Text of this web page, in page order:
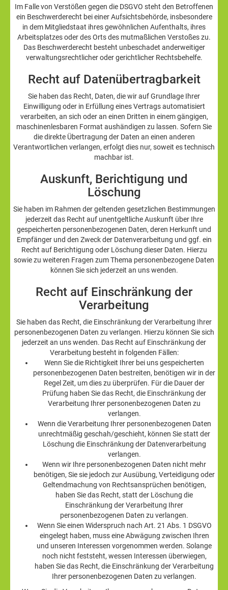
Im Falle von Verstößen gegen die DSGVO steht den Betroffenen
ein Beschwerderecht bei einer Aufsichtsbehörde, insbesondere
in dem Mitgliedstaat ihres gewöhnlichen Aufenthalts, ihres
Arbeitsplatzes oder des Orts des mutmaßlichen Verstoßes zu.
Das Beschwerderecht besteht unbeschadet anderweitiger
verwaltungsrechtlicher oder gerichtlicher Rechtsbehelfe.
Recht auf Daten­übertrag­barkeit
Sie haben das Recht, Daten, die wir auf Grundlage Ihrer
Einwilligung oder in Erfüllung eines Vertrags automatisiert
verarbeiten, an sich oder an einen Dritten in einem gängigen,
maschinenlesbaren Format aushändigen zu lassen. Sofern Sie
die direkte Übertragung der Daten an einen anderen
Verantwortlichen verlangen, erfolgt dies nur, soweit es technisch
machbar ist.
Auskunft, Berichtigung und
Löschung
Sie haben im Rahmen der geltenden gesetzlichen Bestimmungen
jederzeit das Recht auf unentgeltliche Auskunft über Ihre
gespeicherten personenbezogenen Daten, deren Herkunft und
Empfänger und den Zweck der Datenverarbeitung und ggf. ein
Recht auf Berichtigung oder Löschung dieser Daten. Hierzu
sowie zu weiteren Fragen zum Thema personenbezogene Daten
können Sie sich jederzeit an uns wenden.
Recht auf Einschränkung der
Verarbeitung
Sie haben das Recht, die Einschränkung der Verarbeitung Ihrer
personenbezogenen Daten zu verlangen. Hierzu können Sie sich
jederzeit an uns wenden. Das Recht auf Einschränkung der
Verarbeitung besteht in folgenden Fällen:
Wenn Sie die Richtigkeit Ihrer bei uns gespeicherten
personenbezogenen Daten bestreiten, benötigen wir in der
Regel Zeit, um dies zu überprüfen. Für die Dauer der
Prüfung haben Sie das Recht, die Einschränkung der
Verarbeitung Ihrer personenbezogenen Daten zu
verlangen.
Wenn die Verarbeitung Ihrer personenbezogenen Daten
unrechtmäßig geschah/geschieht, können Sie statt der
Löschung die Einschränkung der Datenverarbeitung
verlangen.
Wenn wir Ihre personenbezogenen Daten nicht mehr
benötigen, Sie sie jedoch zur Ausübung, Verteidigung oder
Geltendmachung von Rechtsansprüchen benötigen,
haben Sie das Recht, statt der Löschung die
Einschränkung der Verarbeitung Ihrer
personenbezogenen Daten zu verlangen.
Wenn Sie einen Widerspruch nach Art. 21 Abs. 1 DSGVO
eingelegt haben, muss eine Abwägung zwischen Ihren
und unseren Interessen vorgenommen werden. Solange
noch nicht feststeht, wessen Interessen überwiegen,
haben Sie das Recht, die Einschränkung der Verarbeitung
Ihrer personenbezogenen Daten zu verlangen.